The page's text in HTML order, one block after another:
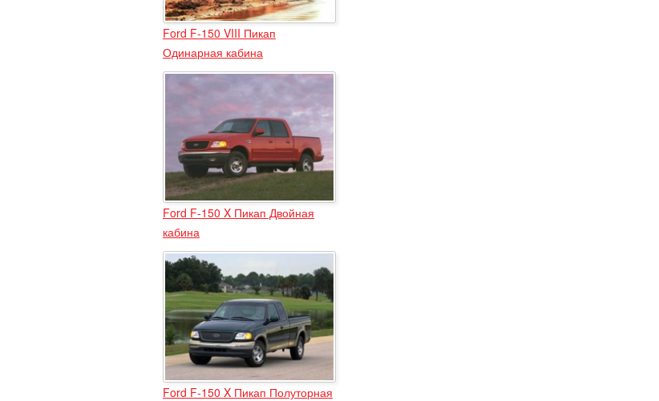
Ford F-150 VIII Пикап
Одинарная кабина
Ford F-150 X Пикап Двойная
кабина
Ford F-150 X Пикап Полуторная